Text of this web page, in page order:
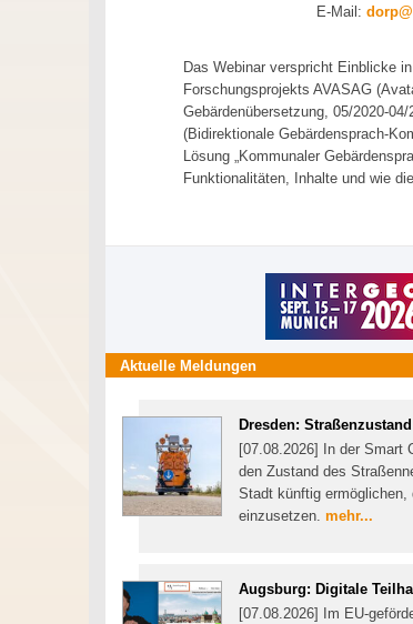
E-Mail:
Das Webinar verspricht Einblicke
Forschungsprojekts AVASAG
Gebärdenübersetzung, 05/2020-
(Bidirektionale Gebärdensprach-
Lösung „Kommunaler
Funktionalitäten, Inhalte und wie
Aktuelle Meldungen
Dresden:
[07.08.2026] In der Smart
den Zustand des
Stadt künftig
einzusetzen. mehr...
Augsburg: Digitale
[07.08.2026] Im EU-